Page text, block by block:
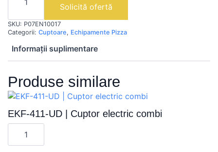
pizza
"Entry
Max
M4"
Solicită ofertă
SKU: P07EN10017
Categorii: Cuptoare, Echipamente Pizza
Informații suplimentare
Produse similare
EKF-411-UD | Cuptor electric combi
Cantitate
EKF-